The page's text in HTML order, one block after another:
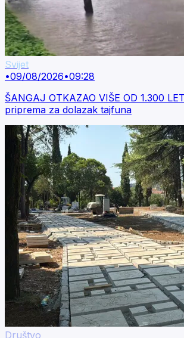
Svijet
•09/08/2026•09:28
ŠANGAJ OTKAZAO VIŠE OD 1.300
priprema za dolazak tajfuna
Društvo